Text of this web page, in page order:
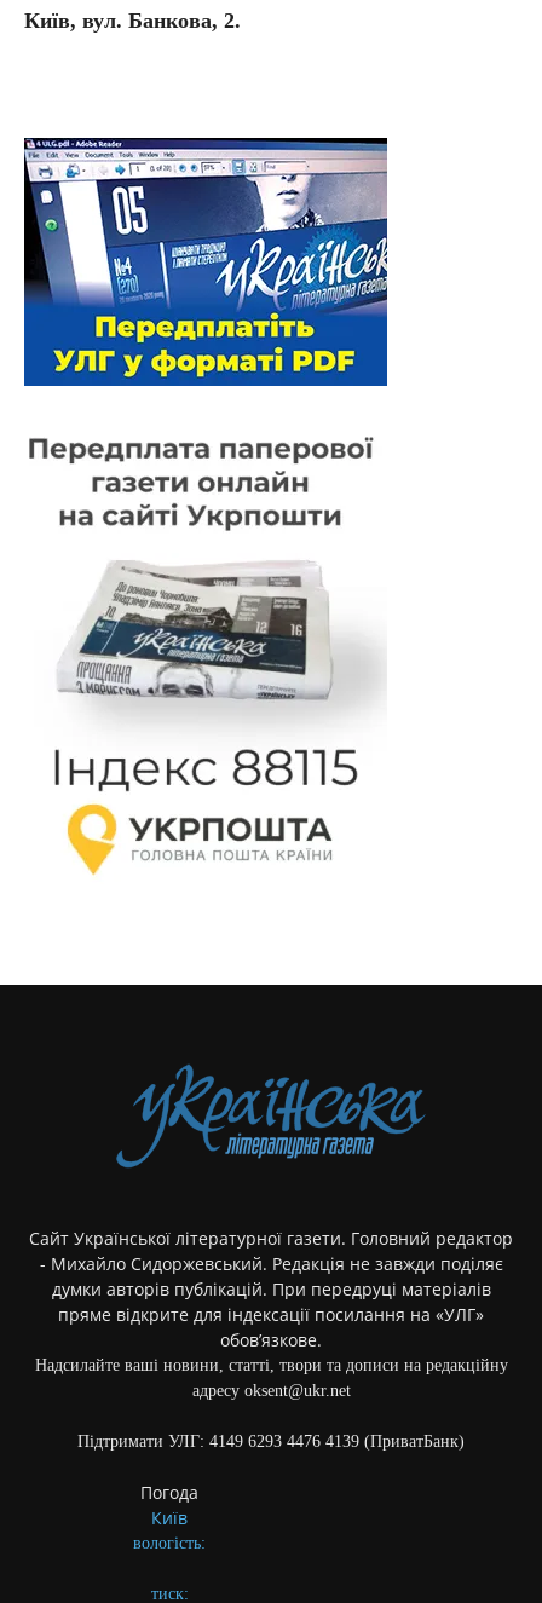
Київ, вул. Банкова, 2.
Сайт Української літературної газети. Головний редактор
- Михайло Сидоржевський. Редакція не завжди поділяє
думки авторів публікацій. При передруці матеріалів
пряме відкрите для індексації посилання на «УЛГ»
обов’язкове.
Надсилайте ваші новини, статті, твори та дописи на редакційну
адресу oksent@ukr.net
Підтримати УЛГ: 4149 6293 4476 4139 (ПриватБанк)
Погода
Київ
вологість:
тиск: